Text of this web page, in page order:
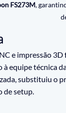
FS273M,
e impressão
equipe técnica
substituiu o
de setup.